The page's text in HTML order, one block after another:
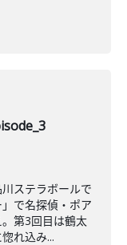
ステラボールで
で名探偵・ポア
第3回目は鶴太
れ込み...